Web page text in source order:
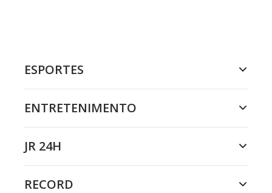
ESPORTES
ENTRETENIMENTO
JR 24H
RECORD